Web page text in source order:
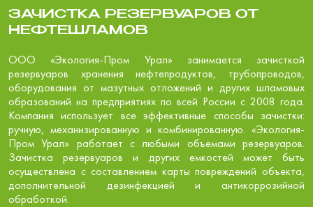
ЗАЧИСТКА РЕЗЕРВУАРОВ ОТ
НЕФТЕШЛАМОВ
ООО «Экология-Пром Урал» занимается зачисткой
резервуаров хранения нефтепродуктов, трубопроводов,
оборудования от мазутных отложений и других шламовых
образований на предприятиях по всей России с 2008 года.
Компания использует все эффективные способы зачистки:
ручную, механизированную и комбинированную. «Экология-
Пром Урал» работает с любыми объемами резервуаров.
Зачистка резервуаров и других емкостей может быть
осуществлена с составлением карты повреждений объекта,
дополнительной дезинфекцией и антикоррозийной
обработкой.